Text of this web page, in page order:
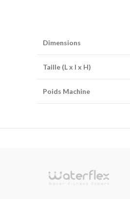
Dimensions
Taille (L x l x H)
Poids Machine